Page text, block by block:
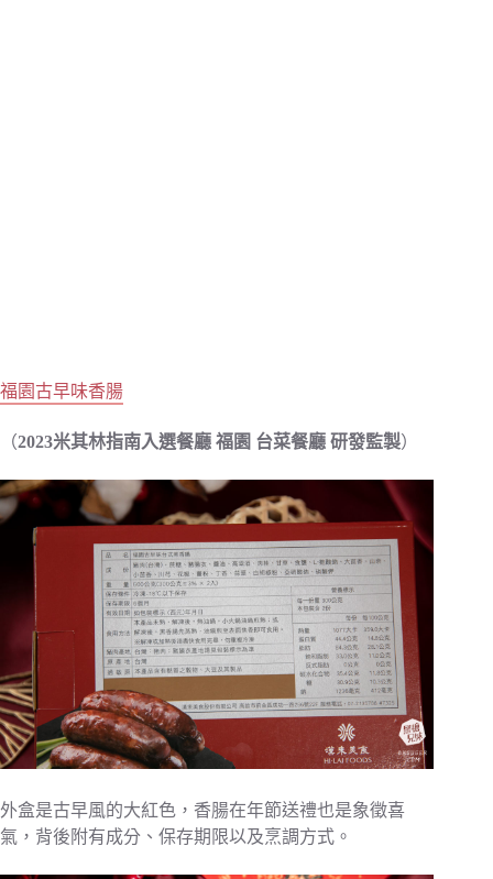
福園古早味香腸
（2023米其林指南入選餐廳 福園 台菜餐廳 研發監製）
外盒是古早風的大紅色，香腸在年節送禮也是象徵喜
氣，背後附有成分、保存期限以及烹調方式。